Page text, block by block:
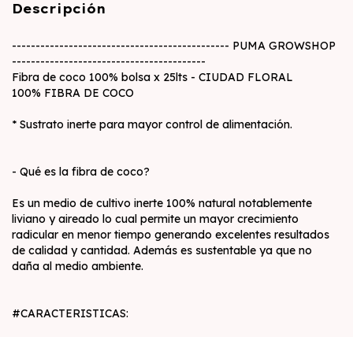
Descripción
---------------------------------------------- PUMA GROWSHOP
-----------------------------------------
Fibra de coco 100% bolsa x 25lts - CIUDAD FLORAL
100% FIBRA DE COCO
* Sustrato inerte para mayor control de alimentación.
- Qué es la fibra de coco?
Es un medio de cultivo inerte 100% natural notablemente
liviano y aireado lo cual permite un mayor crecimiento
radicular en menor tiempo generando excelentes resultados
de calidad y cantidad. Además es sustentable ya que no
daña al medio ambiente.
#CARACTERISTICAS: